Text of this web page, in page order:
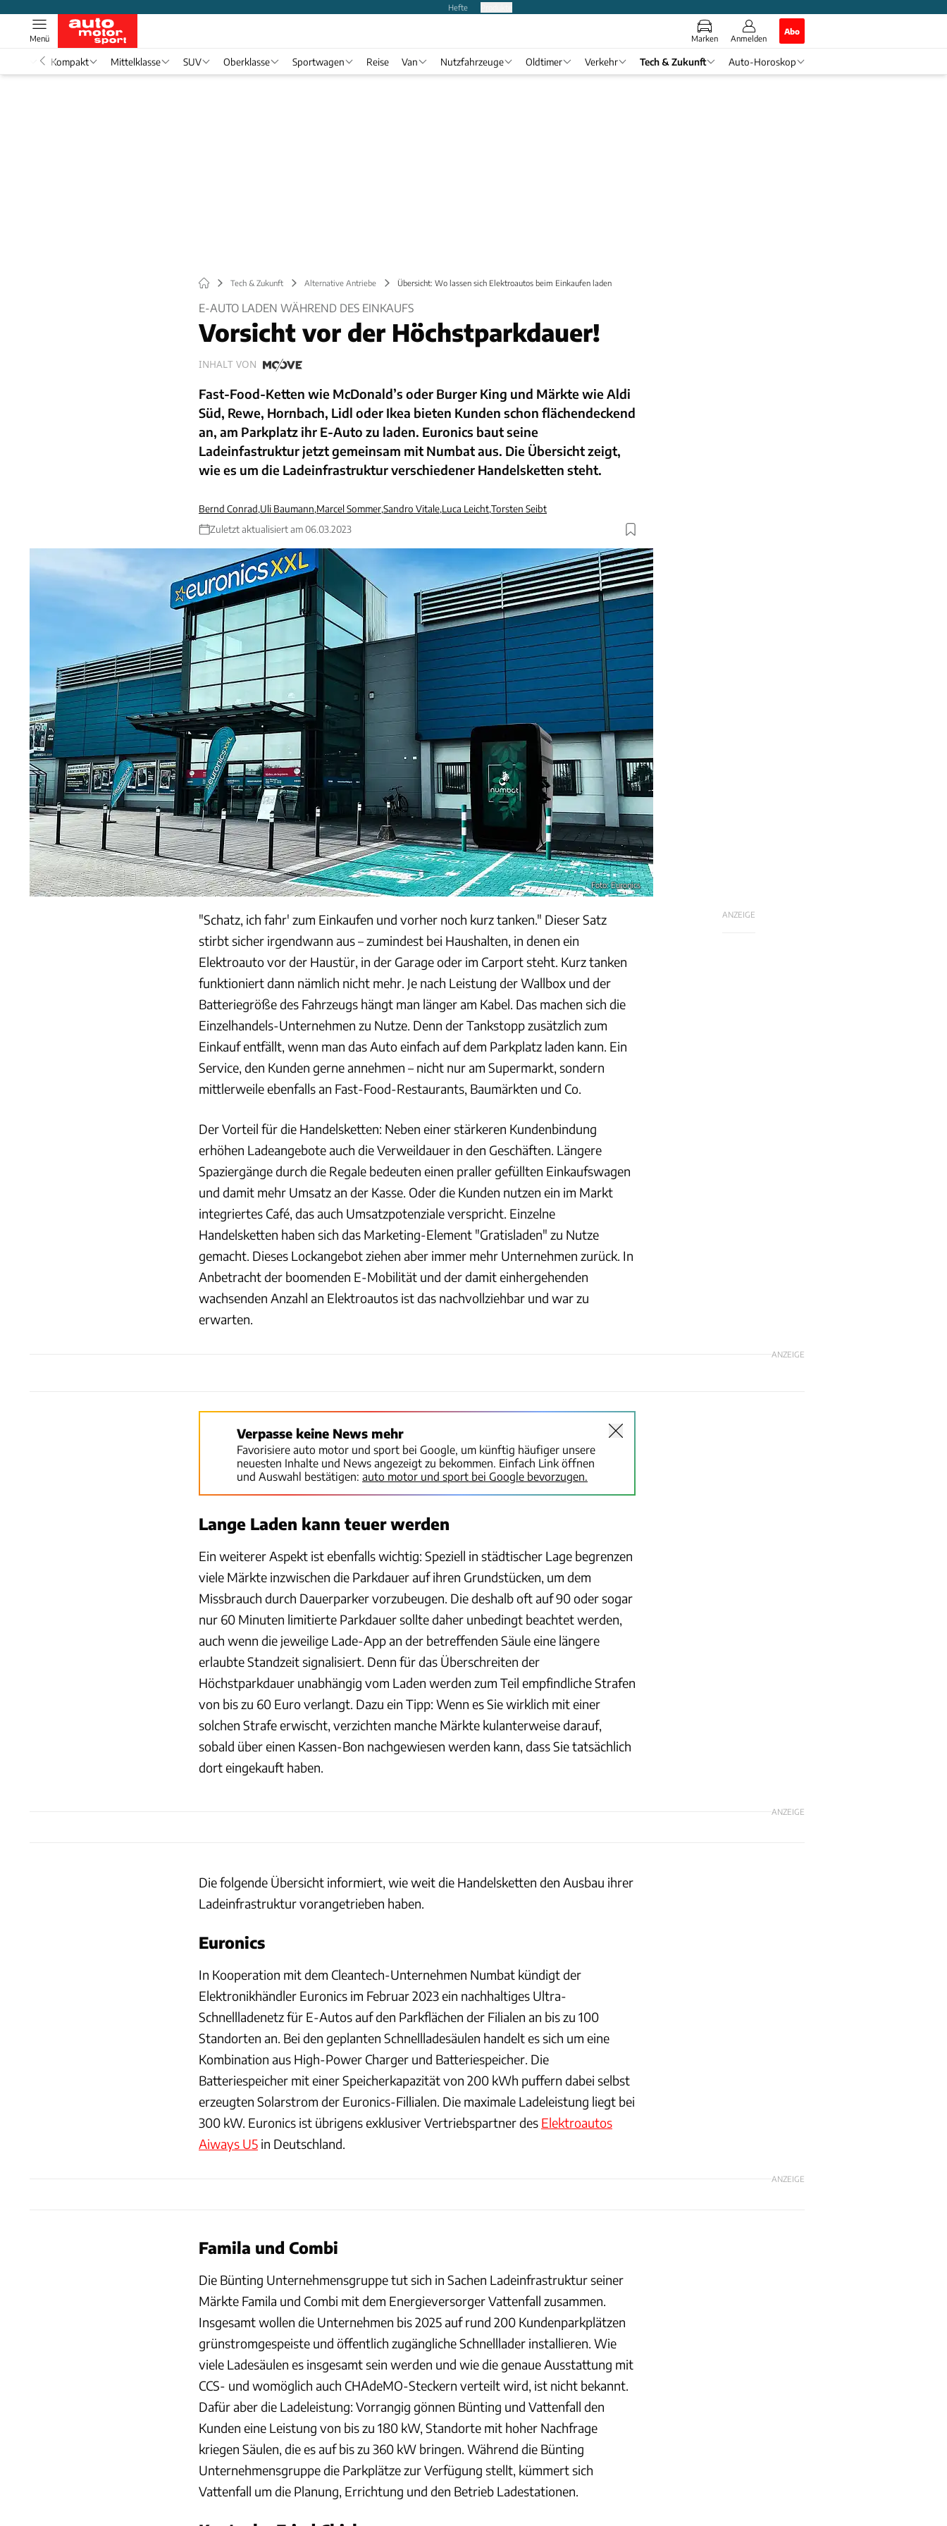
Hefte
Marken Anmelden
Abo
Menü
Kompakt Mittelklasse SUV Oberklasse Sportwagen Reise Van Nutzfahrzeuge Oldtimer Verkehr Tech & Zukunft Auto-Horoskop
Tech & Zukunft Alternative Antriebe Übersicht: Wo lassen sich Elektroautos beim Einkaufen laden
E-AUTO LADEN WÄHREND DES EINKAUFS
Vorsicht vor der Höchstparkdauer!
INHALT VON
Fast-Food-Ketten wie McDonald’s oder Burger King und Märkte wie Aldi
Süd, Rewe, Hornbach, Lidl oder Ikea bieten Kunden schon flächendeckend
an, am Parkplatz ihr E-Auto zu laden. Euronics baut seine
Ladeinfastruktur jetzt gemeinsam mit Numbat aus. Die Übersicht zeigt,
wie es um die Ladeinfrastruktur verschiedener Handelsketten steht.
Bernd Conrad,Uli Baumann,Marcel Sommer,Sandro Vitale,Luca Leicht,Torsten Seibt
Zuletzt aktualisiert am 06.03.2023
Foto: Euronics
ANZEIGE
"Schatz, ich fahr' zum Einkaufen und vorher noch kurz tanken." Dieser Satz
stirbt sicher irgendwann aus – zumindest bei Haushalten, in denen ein
Elektroauto vor der Haustür, in der Garage oder im Carport steht. Kurz tanken
funktioniert dann nämlich nicht mehr. Je nach Leistung der Wallbox und der
Batteriegröße des Fahrzeugs hängt man länger am Kabel. Das machen sich die
Einzelhandels-Unternehmen zu Nutze. Denn der Tankstopp zusätzlich zum
Einkauf entfällt, wenn man das Auto einfach auf dem Parkplatz laden kann. Ein
Service, den Kunden gerne annehmen – nicht nur am Supermarkt, sondern
mittlerweile ebenfalls an Fast-Food-Restaurants, Baumärkten und Co.
Der Vorteil für die Handelsketten: Neben einer stärkeren Kundenbindung
erhöhen Ladeangebote auch die Verweildauer in den Geschäften. Längere
Spaziergänge durch die Regale bedeuten einen praller gefüllten Einkaufswagen
und damit mehr Umsatz an der Kasse. Oder die Kunden nutzen ein im Markt
integriertes Café, das auch Umsatzpotenziale verspricht. Einzelne
Handelsketten haben sich das Marketing-Element "Gratisladen" zu Nutze
gemacht. Dieses Lockangebot ziehen aber immer mehr Unternehmen zurück. In
Anbetracht der boomenden E-Mobilität und der damit einhergehenden
wachsenden Anzahl an Elektroautos ist das nachvollziehbar und war zu
erwarten.
ANZEIGE
Verpasse keine News mehr
Favorisiere auto motor und sport bei Google, um künftig häufiger unsere
neuesten Inhalte und News angezeigt zu bekommen. Einfach Link öffnen
und Auswahl bestätigen: auto motor und sport bei Google bevorzugen.
Lange Laden kann teuer werden
Ein weiterer Aspekt ist ebenfalls wichtig: Speziell in städtischer Lage begrenzen
viele Märkte inzwischen die Parkdauer auf ihren Grundstücken, um dem
Missbrauch durch Dauerparker vorzubeugen. Die deshalb oft auf 90 oder sogar
nur 60 Minuten limitierte Parkdauer sollte daher unbedingt beachtet werden,
auch wenn die jeweilige Lade-App an der betreffenden Säule eine längere
erlaubte Standzeit signalisiert. Denn für das Überschreiten der
Höchstparkdauer unabhängig vom Laden werden zum Teil empfindliche Strafen
von bis zu 60 Euro verlangt. Dazu ein Tipp: Wenn es Sie wirklich mit einer
solchen Strafe erwischt, verzichten manche Märkte kulanterweise darauf,
sobald über einen Kassen-Bon nachgewiesen werden kann, dass Sie tatsächlich
dort eingekauft haben.
ANZEIGE
Die folgende Übersicht informiert, wie weit die Handelsketten den Ausbau ihrer
Ladeinfrastruktur vorangetrieben haben.
Euronics
In Kooperation mit dem Cleantech-Unternehmen Numbat kündigt der
Elektronikhändler Euronics im Februar 2023 ein nachhaltiges Ultra-
Schnellladenetz für E-Autos auf den Parkflächen der Filialen an bis zu 100
Standorten an. Bei den geplanten Schnellladesäulen handelt es sich um eine
Kombination aus High-Power Charger und Batteriespeicher. Die
Batteriespeicher mit einer Speicherkapazität von 200 kWh puffern dabei selbst
erzeugten Solarstrom der Euronics-Fillialen. Die maximale Ladeleistung liegt bei
300 kW. Euronics ist übrigens exklusiver Vertriebspartner des Elektroautos
Aiways U5 in Deutschland.
ANZEIGE
Famila und Combi
Die Bünting Unternehmensgruppe tut sich in Sachen Ladeinfrastruktur seiner
Märkte Famila und Combi mit dem Energieversorger Vattenfall zusammen.
Insgesamt wollen die Unternehmen bis 2025 auf rund 200 Kundenparkplätzen
grünstromgespeiste und öffentlich zugängliche Schnelllader installieren. Wie
viele Ladesäulen es insgesamt sein werden und wie die genaue Ausstattung mit
CCS- und womöglich auch CHAdeMO-Steckern verteilt wird, ist nicht bekannt.
Dafür aber die Ladeleistung: Vorrangig gönnen Bünting und Vattenfall den
Kunden eine Leistung von bis zu 180 kW, Standorte mit hoher Nachfrage
kriegen Säulen, die es auf bis zu 360 kW bringen. Während die Bünting
Unternehmensgruppe die Parkplätze zur Verfügung stellt, kümmert sich
Vattenfall um die Planung, Errichtung und den Betrieb Ladestationen.